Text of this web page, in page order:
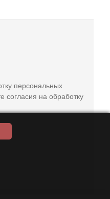
персональных
согласия на обработку